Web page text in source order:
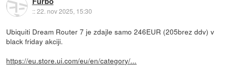
::22. nov 2025, 15:30
Ubiquiti Dream Router 7 je zdajle samo 246EUR (205brez ddv) v
black friday akciji.
https://eu.store.ui.com/eu/en/category/...